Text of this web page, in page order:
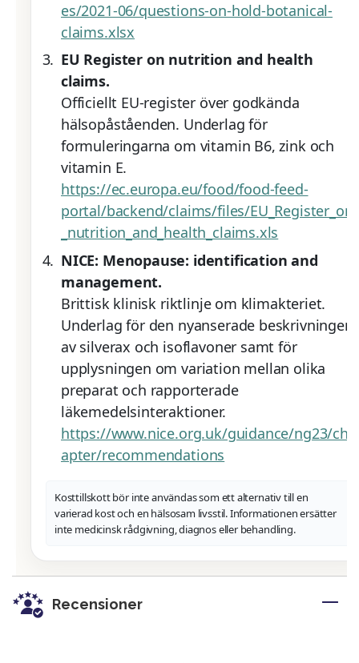
es/2021-06/questions-on-hold-botanical-
claims.xlsx
EU Register on nutrition and health
claims.
Officiellt EU-register över godkända
hälsopåståenden. Underlag för
formuleringarna om vitamin B6, zink och
vitamin E.
https://ec.europa.eu/food/food-feed-
portal/backend/claims/files/EU_Register_on
_nutrition_and_health_claims.xls
NICE: Menopause: identification and
management.
Brittisk klinisk riktlinje om klimakteriet.
Underlag för den nyanserade beskrivningen
av silverax och isoflavoner samt för
upplysningen om variation mellan olika
preparat och rapporterade
läkemedelsinteraktioner.
https://www.nice.org.uk/guidance/ng23/ch
apter/recommendations
Kosttillskott bör inte användas som ett alternativ till en
varierad kost och en hälsosam livsstil. Informationen ersätter
inte medicinsk rådgivning, diagnos eller behandling.
Recensioner